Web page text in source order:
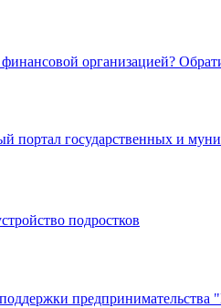
организацией?
портал государственных и
подростков
предпринимательства